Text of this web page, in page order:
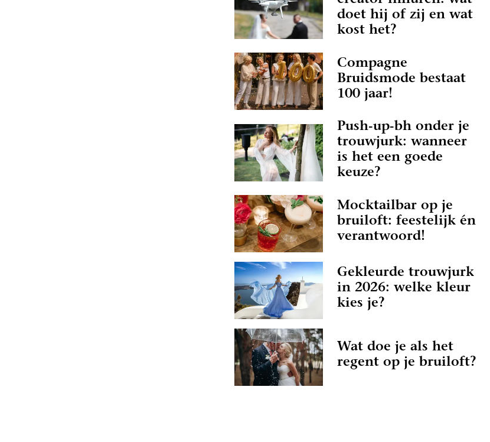
doet hij of zij en wat
kost het?
Compagne
Bruidsmode bestaat
100 jaar!
Push-up-bh onder je
trouwjurk: wanneer
is het een goede
keuze?
Mocktailbar op je
bruiloft: feestelijk én
verantwoord!
Gekleurde trouwjurk
in 2026: welke kleur
kies je?
Wat doe je als het
regent op je bruiloft?